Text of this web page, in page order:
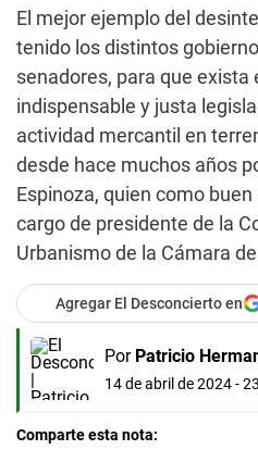
El mejor ejemplo del
tenido los distintos
senadores, para que exista
indispensable y justa
actividad mercantil en
desde hace muchos años
Espinoza, quien como
cargo de presidente de la
Urbanismo de la Cámara
Agregar El Desconcierto en
Por Patricio
14 de abril de 2024 -
Comparte esta nota: